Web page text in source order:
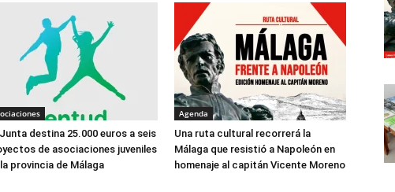
destina 25.000 euros a seis
de asociaciones juveniles
provincia de Málaga
Agenda
Una ruta cultural recorrerá la
Málaga que resistió a Napoleón en
homenaje al capitán Vicente Moreno